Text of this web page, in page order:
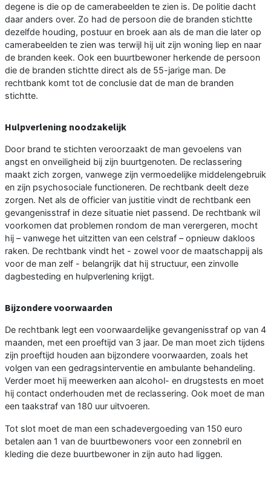
degene is die op de camerabeelden te zien is. De politie dacht
daar anders over. Zo had de persoon die de branden stichtte
dezelfde houding, postuur en broek aan als de man die later op
camerabeelden te zien was terwijl hij uit zijn woning liep en naar
de branden keek. Ook een buurtbewoner herkende de persoon
die de branden stichtte direct als de 55-jarige man. De
rechtbank komt tot de conclusie dat de man de branden
stichtte.
Hulpverlening noodzakelijk
Door brand te stichten veroorzaakt de man gevoelens van
angst en onveiligheid bij zijn buurtgenoten. De reclassering
maakt zich zorgen, vanwege zijn vermoedelijke middelengebruik
en zijn psychosociale functioneren. De rechtbank deelt deze
zorgen. Net als de officier van justitie vindt de rechtbank een
gevangenisstraf in deze situatie niet passend. De rechtbank wil
voorkomen dat problemen rondom de man verergeren, mocht
hij – vanwege het uitzitten van een celstraf – opnieuw dakloos
raken. De rechtbank vindt het - zowel voor de maatschappij als
voor de man zelf - belangrijk dat hij structuur, een zinvolle
dagbesteding en hulpverlening krijgt.
Bijzondere voorwaarden
De rechtbank legt een voorwaardelijke gevangenisstraf op van 4
maanden, met een proeftijd van 3 jaar. De man moet zich tijdens
zijn proeftijd houden aan bijzondere voorwaarden, zoals het
volgen van een gedragsinterventie en ambulante behandeling.
Verder moet hij meewerken aan alcohol- en drugstests en moet
hij contact onderhouden met de reclassering. Ook moet de man
een taakstraf van 180 uur uitvoeren.
Tot slot moet de man een schadevergoeding van 150 euro
betalen aan 1 van de buurtbewoners voor een zonnebril en
kleding die deze buurtbewoner in zijn auto had liggen.